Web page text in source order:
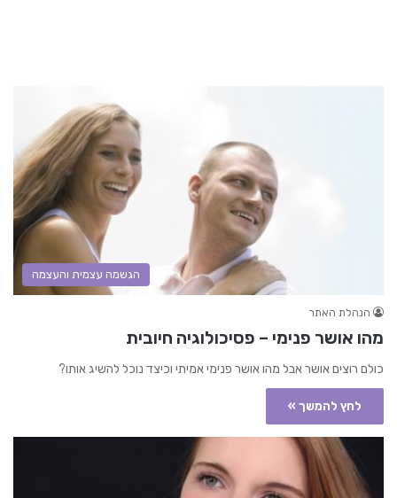
הגשמה עצמית והעצמה
הנהלת האתר
מהו אושר פנימי – פסיכולוגיה חיובית
כולם רוצים אושר אבל מהו אושר פנימי אמיתי וכיצד נוכל להשיג אותו?
לחץ להמשך »